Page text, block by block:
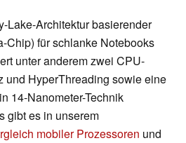
Lake-Architektur basierender
Chip) für schlanke Notebooks
unter anderem zwei CPU-
und HyperThreading sowie eine
14-Nanometer-Technik
gibt es in unserem
mobiler Prozessoren und